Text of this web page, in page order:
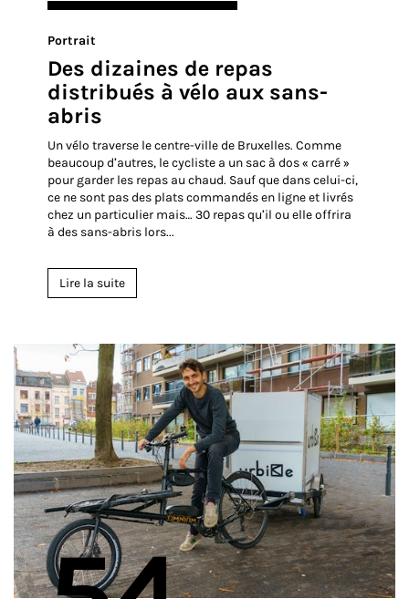
Portrait
Des dizaines de repas
distribués à vélo aux sans-
abris
Un vélo traverse le centre-ville de Bruxelles. Comme
beaucoup d’autres, le cycliste a un sac à dos « carré »
pour garder les repas au chaud. Sauf que dans celui-ci,
ce ne sont pas des plats commandés en ligne et livrés
chez un particulier mais… 30 repas qu’il ou elle offrira
à des sans-abris lors...
Lire la suite